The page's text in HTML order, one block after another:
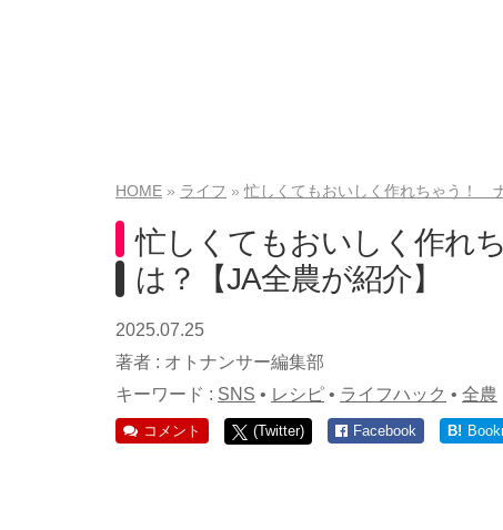
HOME ライフ 忙しくてもおいしく作れちゃう！
忙しくてもおいしく作れ
は？【JA全農が紹介】
2025.07.25
著者 : オトナンサー編集部
キーワード : SNS • レシピ • ライフハック • 全農
コメント (Twitter) Facebook B!